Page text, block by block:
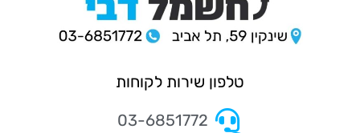
טלפון שירות לקוחות
03-6851772